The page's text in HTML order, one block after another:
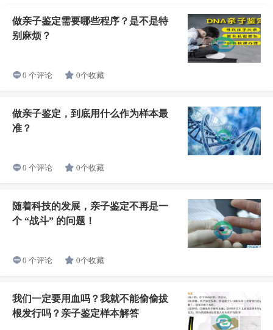
做亲子鉴定需要哪些程序？是不是特
别麻烦？
0 个评论 0个收藏
做亲子鉴定，到底用什么作为样本最
准？
0 个评论 0个收藏
随着科技的发展，亲子鉴定不再是一
个 “战斗” 的问题！
0 个评论 0个收藏
我们一定要用血吗？我就不能偷偷拔
根发行吗？亲子鉴定样本解答